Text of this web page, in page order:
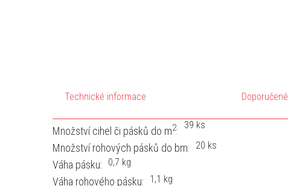
Technické informace
Množství cihel či pásků do m2: 39 ks
Množství rohových pásků do bm: 20 ks
Váha pásku: 0,7 kg
Váha rohového pásku: 1,1 kg